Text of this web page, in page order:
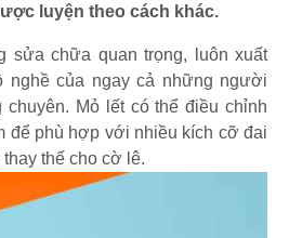
luyện theo cách khác.
sửa chữa quan trọng, luôn xuất
nghề của ngay cả những người
chuyên. Mỏ lết có thể điều chỉnh
để phù hợp với nhiều kích cỡ đai
thế cho cờ lê.